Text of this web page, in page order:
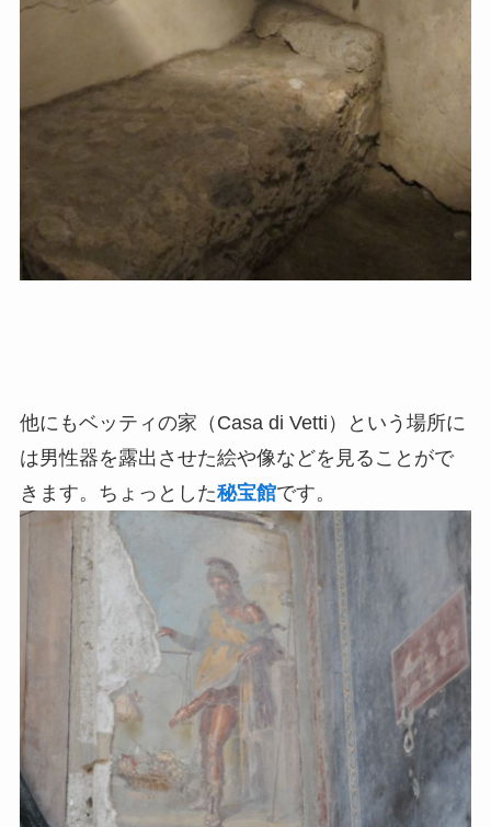
他にもベッティの家（Casa di Vetti）という場所に
は男性器を露出させた絵や像などを見ることがで
きます。ちょっとした秘宝館です。